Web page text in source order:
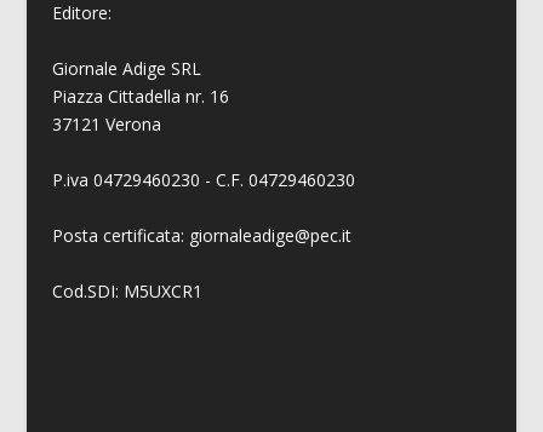
Editore:
Giornale Adige SRL
Piazza Cittadella nr. 16
37121 Verona
P.iva 04729460230 - C.F. 04729460230
Posta certificata: giornaleadige@pec.it
Cod.SDI: M5UXCR1